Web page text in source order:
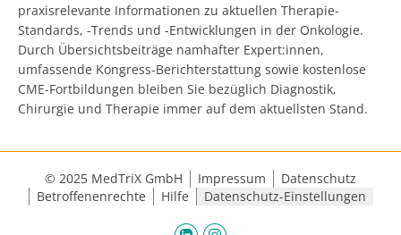
praxisrelevante Informationen zu aktuellen Therapie-
Standards, -Trends und -Entwicklungen in der Onkologie.
Durch Übersichtsbeiträge namhafter Expert:innen,
umfassende Kongress-Berichterstattung sowie kostenlose
CME-Fortbildungen bleiben Sie bezüglich Diagnostik,
Chirurgie und Therapie immer auf dem aktuellsten Stand.
© 2025 MedTriX GmbH Impressum
Datenschutz
Betroffenenrechte
Hilfe Datenschutz-Einstellungen